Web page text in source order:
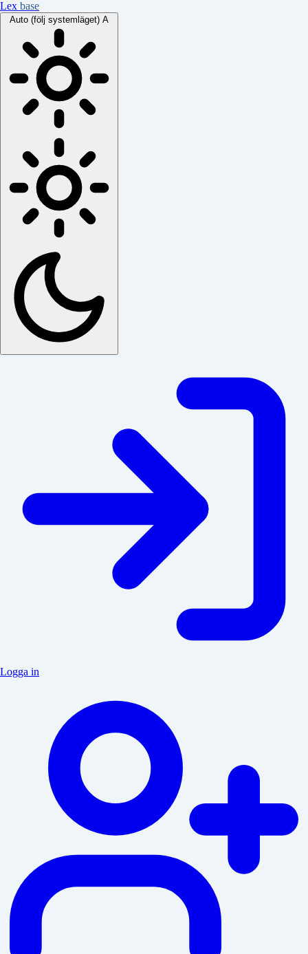
Lex base
Auto (följ systemläget) A
Logga in